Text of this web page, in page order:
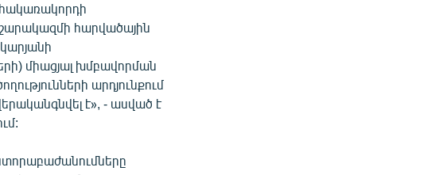
շարակազմի հարվածային
միացյալ խմբավորման
արդյունքում
է», - ասված է